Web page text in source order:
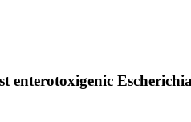
enterotoxigenic